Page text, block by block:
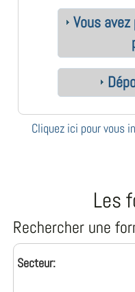
Vous
Cliquez ici pour vous
Les
Rechercher une
Secteur: